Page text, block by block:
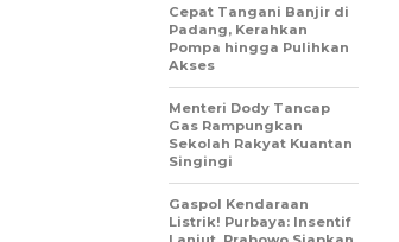
Cepat Tangani Banjir di
Padang, Kerahkan
Pompa hingga Pulihkan
Akses
Menteri Dody Tancap
Gas Rampungkan
Sekolah Rakyat Kuantan
Singingi
Gaspol Kendaraan
Listrik! Purbaya: Insentif